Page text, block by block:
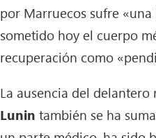
por Marruecos sufre «una
sometido hoy el cuerpo
recuperación como
La ausencia del
Lunin también se ha